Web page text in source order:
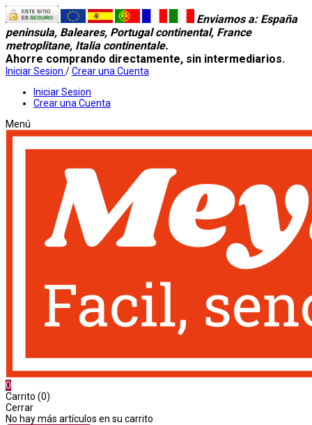
Enviamos a: España
peninsula, Baleares, Portugal continental, France
metroplitane, Italia continentale.
Ahorre comprando directamente, sin intermediarios.
Iniciar Sesion /Crear una Cuenta
Iniciar Sesion
Crear una Cuenta
Menú
0
Carrito (0)
Cerrar
No hay más artículos en su carrito